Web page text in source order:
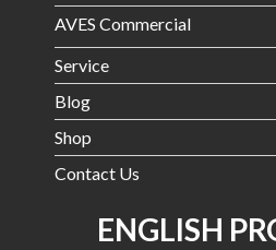
AVES Commercial
Service
Blog
Shop
Contact Us
ENGLISH